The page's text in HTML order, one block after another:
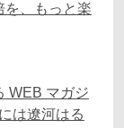
、もっと楽
WEB マガジ
は遼河はる